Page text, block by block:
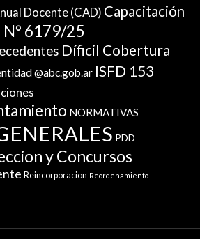
Docente (CAD) Capacitación
6179/25
Díficil Cobertura
@abc.gob.ar ISFD 153
NORMATIVAS
PDD
y Concursos
Reincorporacion Reordenamiento